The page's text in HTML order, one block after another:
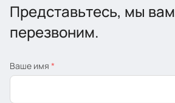
Представьтесь, мы вам
перезвоним.
Ваше имя *